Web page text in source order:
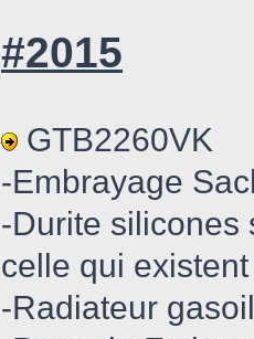
#2015
GTB2260VK
-Embrayage
-Durite silicones
celle qui
-Radiateur